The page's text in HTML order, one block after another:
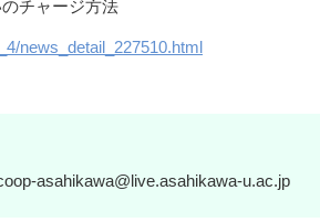
チャージ方法
news_detail_227510.html
asahikawa@live.asahikawa-u.ac.jp